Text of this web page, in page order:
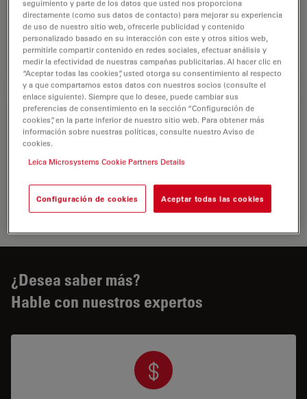
ayudan a los cirujanos a realizar cirugías con gran
precisión y a mejorar los resultados en…
Cirugía de cataratas
En las últimas décadas, la cirugía de cataratas se ha
convertido en uno de los procedimientos
oftalmológicos más frecuentes. El cirujano ocular
¿Desea saber más?
Hable con nuestros expertos
seguimiento y parte de los datos que usted nos proporciona
directamente (como sus datos de contacto) para mejorar su experiencia
de uso de nuestro sitio web, ofrecerle publicidad y contenido
personalizado basado en su interacción con este y otros sitios web,
permitirle compartir contenido en redes sociales, efectuar análisis y
medir la efectividad de nuestras campañas publicitarias. Al hacer clic en
“Aceptar todas las cookies”, usted otorga su consentimiento al respecto
y a que compartamos estos datos con nuestros socios (consulte el
enlace siguiente). Siempre que lo desee, puede cambiar sus
preferencias de consentimiento en la sección “Configuración de
cookies”, en la parte inferior de nuestro sitio web. Para obtener más
información sobre nuestras políticas, consulte nuestro Aviso de
cookies.
Leica Microsystems Cookie Partners Details
Configuración de cookies Aceptar todas las cookies